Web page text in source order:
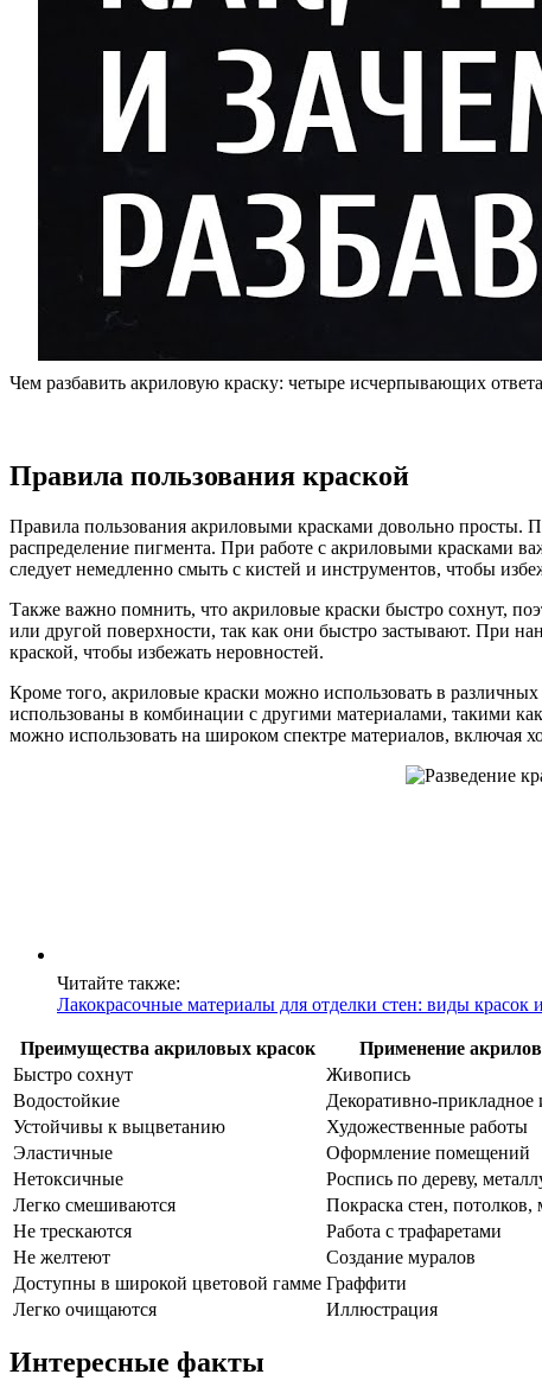
Чем разбавить акриловую краску: четыре исчерпывающих
Правила пользования краской
Правила пользования акриловыми красками довольно просты.
распределение пигмента. При работе с акриловыми красками
следует немедленно смыть с кистей и инструментов, чтобы
Также важно помнить, что акриловые краски быстро сохнут,
или другой поверхности, так как они быстро застывают. При
краской, чтобы избежать неровностей.
Кроме того, акриловые краски можно использовать в
использованы в комбинации с другими материалами, такими
можно использовать на широком спектре материалов, включая
Читайте также:
Лакокрасочные материалы для отделки стен: виды красок
Преимущества акриловых красок
Применение
Быстро сохнут
Живопись
Водостойкие
Декоративно-прикладное
Устойчивы к выцветанию
Художественные работы
Эластичные
Оформление помещений
Нетоксичные
Роспись по дереву,
Легко смешиваются
Покраска стен, потолков,
Не трескаются
Работа с трафаретами
Не желтеют
Создание муралов
Доступны в широкой цветовой гамме Граффити
Легко очищаются
Иллюстрация
Интересные факты